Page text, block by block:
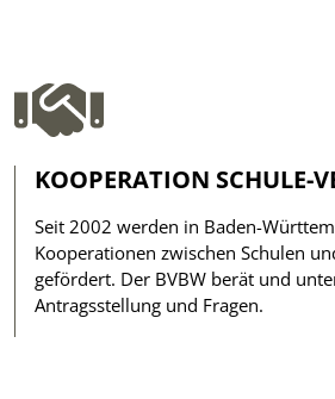
KOOPERATION SCHULE-
Seit 2002 werden in Baden-
Kooperationen zwischen Schulen
gefördert. Der BVBW berät und
Antragsstellung und Fragen.